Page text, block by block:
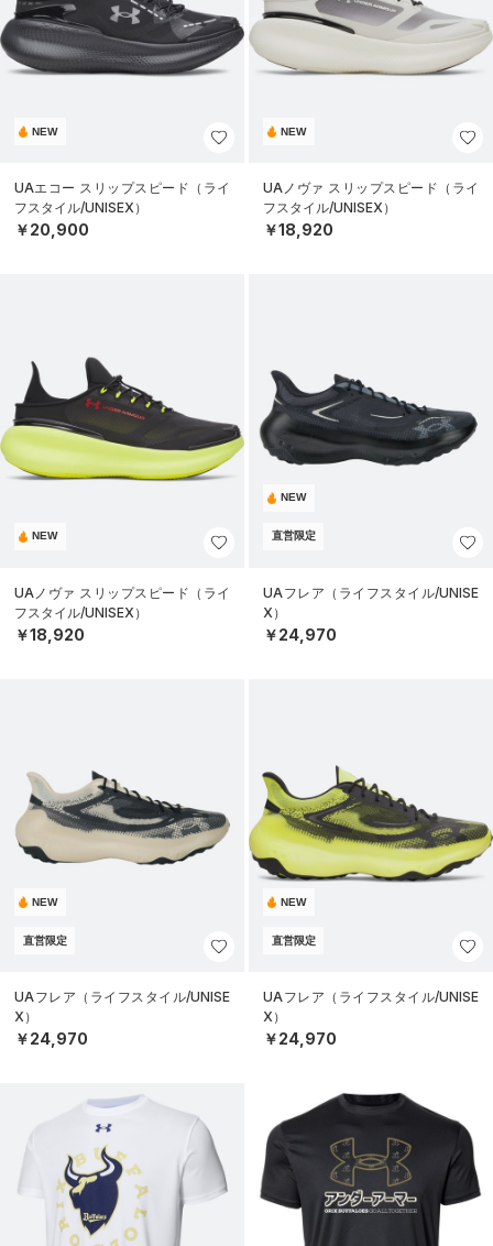
NEW
UAエコー スリップスピード（ライ
フスタイル/UNISEX）
￥20,900
NEW
UAノヴァ スリップスピード（ライ
フスタイル/UNISEX）
￥18,920
NEW
UAノヴァ スリップスピード（ライ
フスタイル/UNISEX）
￥18,920
NEW
直営限定
UAフレア（ライフスタイル/UNISE
X）
￥24,970
NEW
直営限定
UAフレア（ライフスタイル/UNISE
X）
￥24,970
NEW
直営限定
UAフレア（ライフスタイル/UNISE
X）
￥24,970